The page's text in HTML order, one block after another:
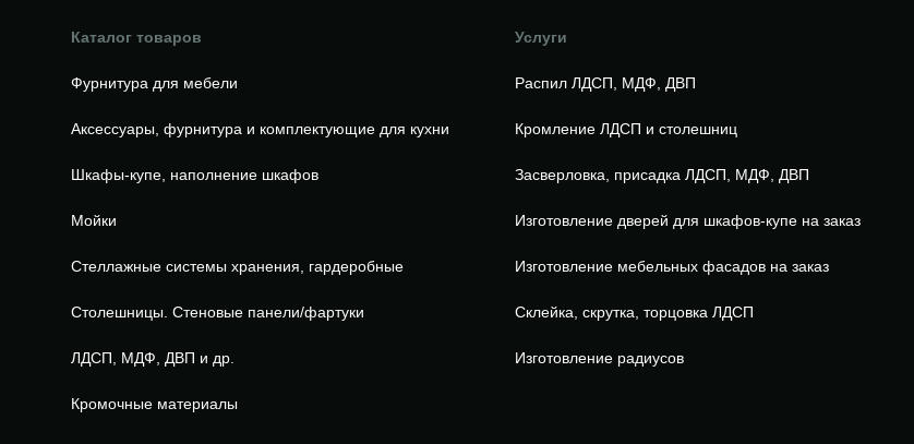
Каталог товаров
Фурнитура для мебели
Аксессуары, фурнитура и комплектующие для кухни
Шкафы-купе, наполнение шкафов
Мойки
Стеллажные системы хранения, гардеробные
Столешницы. Стеновые панели/фартуки
ЛДСП, МДФ, ДВП и др.
Кромочные материалы
Услуги
Распил ЛДСП, МДФ, ДВП
Кромление ЛДСП и столешниц
Засверловка, присадка ЛДСП, МДФ, ДВП
Изготовление дверей для шкафов-купе на заказ
Изготовление мебельных фасадов на заказ
Склейка, скрутка, торцовка ЛДСП
Изготовление радиусов